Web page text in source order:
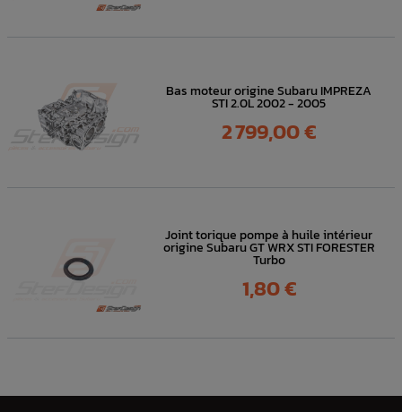
Bas moteur origine Subaru IMPREZA
STI 2.0L 2002 - 2005
Prix
2 799,00 €
Joint torique pompe à huile intérieur
origine Subaru GT WRX STI FORESTER
Turbo
Prix
1,80 €